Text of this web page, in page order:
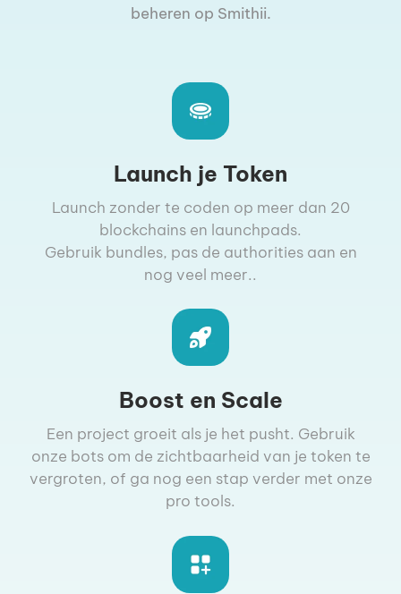
beheren op Smithii.
Launch je Token
Launch zonder te coden op meer dan 20
blockchains en launchpads.
Gebruik bundles, pas de authorities aan en
nog veel meer..
Boost en Scale
Een project groeit als je het pusht. Gebruik
onze bots om de zichtbaarheid van je token te
vergroten, of ga nog een stap verder met onze
pro tools.